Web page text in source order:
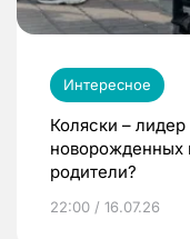
Интересное
Коляски –
новорожденных
родители?
22:00 / 16.07.26